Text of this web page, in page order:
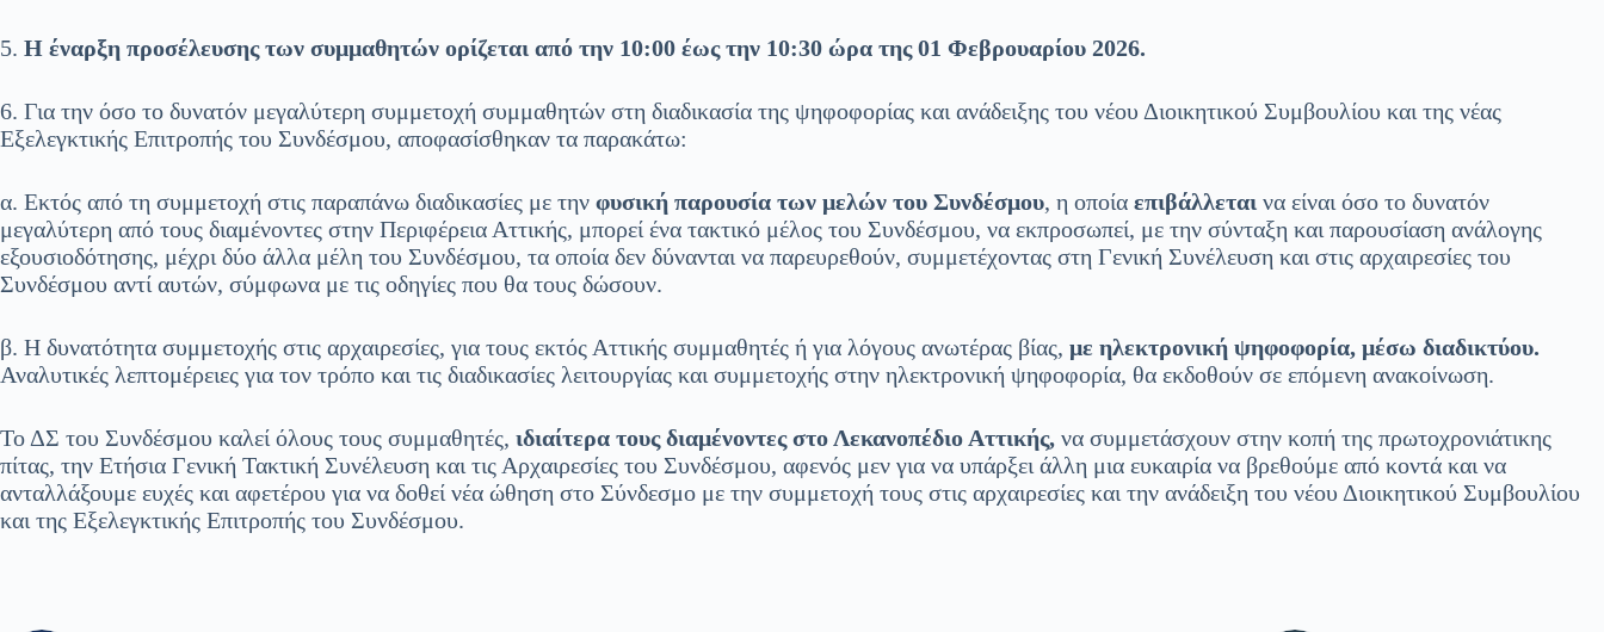
5. Η έναρξη προσέλευσης των συμμαθητών ορίζεται από την 10:00 έως την 10:30 ώρα της 01 Φεβρουαρίου 2026.
6. Για την όσο το δυνατόν μεγαλύτερη συμμετοχή συμμαθητών στη διαδικασία της ψηφοφορίας και ανάδειξης του νέου Διοικητικού Συμβουλίου και της νέας
Εξελεγκτικής Επιτροπής του Συνδέσμου, αποφασίσθηκαν τα παρακάτω:
α. Εκτός από τη συμμετοχή στις παραπάνω διαδικασίες με την φυσική παρουσία των μελών του Συνδέσμου, η οποία επιβάλλεται να είναι όσο το δυνατόν
μεγαλύτερη από τους διαμένοντες στην Περιφέρεια Αττικής, μπορεί ένα τακτικό μέλος του Συνδέσμου, να εκπροσωπεί, με την σύνταξη και παρουσίαση ανάλογης
εξουσιοδότησης, μέχρι δύο άλλα μέλη του Συνδέσμου, τα οποία δεν δύνανται να παρευρεθούν, συμμετέχοντας στη Γενική Συνέλευση και στις αρχαιρεσίες του
Συνδέσμου αντί αυτών, σύμφωνα με τις οδηγίες που θα τους δώσουν.
β. Η δυνατότητα συμμετοχής στις αρχαιρεσίες, για τους εκτός Αττικής συμμαθητές ή για λόγους ανωτέρας βίας, με ηλεκτρονική ψηφοφορία, μέσω διαδικτύου.
Αναλυτικές λεπτομέρειες για τον τρόπο και τις διαδικασίες λειτουργίας και συμμετοχής στην ηλεκτρονική ψηφοφορία, θα εκδοθούν σε επόμενη ανακοίνωση.
Το ΔΣ του Συνδέσμου καλεί όλους τους συμμαθητές, ιδιαίτερα τους διαμένοντες στο Λεκανοπέδιο Αττικής, να συμμετάσχουν στην κοπή της πρωτοχρονιάτικης
πίτας, την Ετήσια Γενική Τακτική Συνέλευση και τις Αρχαιρεσίες του Συνδέσμου, αφενός μεν για να υπάρξει άλλη μια ευκαιρία να βρεθούμε από κοντά και να
ανταλλάξουμε ευχές και αφετέρου για να δοθεί νέα ώθηση στο Σύνδεσμο με την συμμετοχή τους στις αρχαιρεσίες και την ανάδειξη του νέου Διοικητικού Συμβουλίου
και της Εξελεγκτικής Επιτροπής του Συνδέσμου.